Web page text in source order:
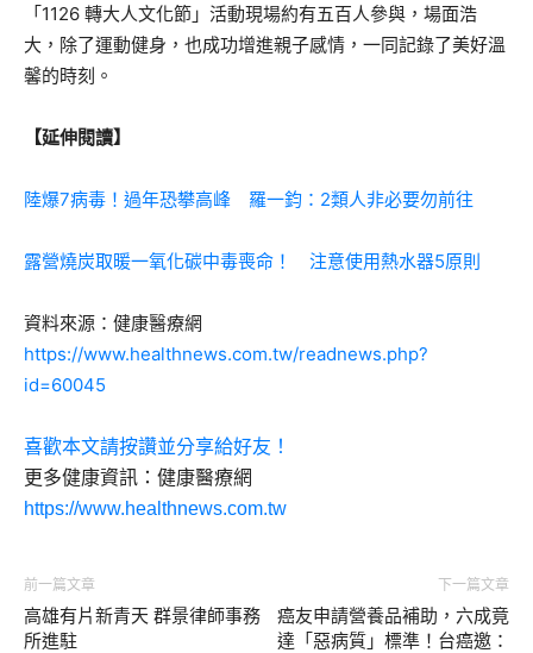
「1126 轉大人文化節」活動現場約有五百人參與，場面浩
大，除了運動健身，也成功增進親子感情，一同記錄了美好溫
馨的時刻。
【延伸閱讀】
陸爆7病毒！過年恐攀高峰 羅一鈞：2類人非必要勿前往
露營燒炭取暖一氧化碳中毒喪命！ 注意使用熱水器5原則
資料來源：健康醫療網
https://www.healthnews.com.tw/readnews.php?
id=60045
喜歡本文請按讚並分享給好友！
更多健康資訊：健康醫療網
https://www.healthnews.com.tw
前一篇文章
高雄有片新青天 群景律師事務
所進駐
下一篇文章
癌友申請營養品補助，六成竟
達「惡病質」標準！台癌邀：